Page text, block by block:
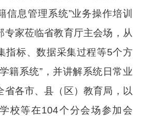
信息管理系统”业务操作培训
专家莅临省教育厅主会场，从
指标、数据采集过程等5个方
籍系统”，并讲解系统日常业
省各市、县（区）教育局，以
校等在104个分会场参加会